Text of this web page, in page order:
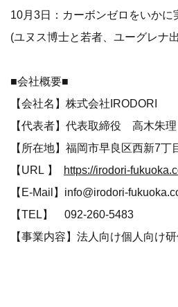
10月3日：カーボンゼロをいかに
(ユヌス博士と若者、ユーグレナ
■会社概要■
【会社名】株式会社IRODORI
【代表者】代表取締役 高木朱理
【所在地】福岡市早良区西新7丁
【URL 】
https://irodori-
【E-Mail】info@irodori-
【TEL】 092-260-5483
【事業内容】法人向け個人向け